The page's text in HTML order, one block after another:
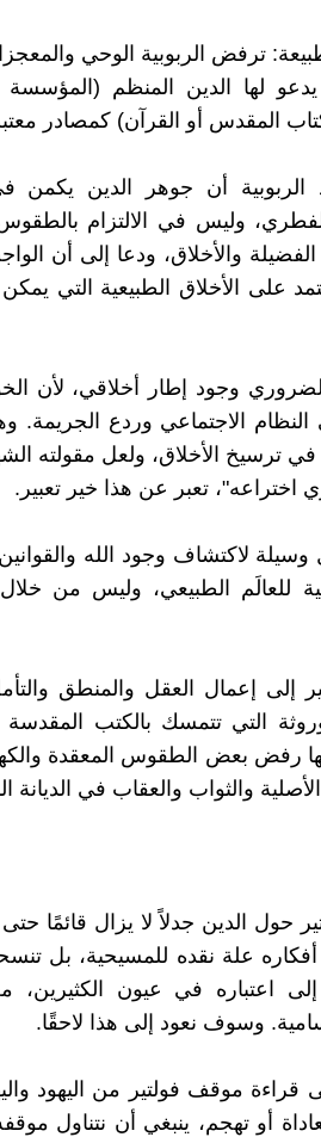
ترفض الربوبية الوحي
يدعو لها الدين المنظم
المقدس أو القرآن) كمصادر
الربوبية أن جوهر الدين يكمن
الفطري، وليس في الالتزام
والأخلاق، ودعا إلى أن
على الأخلاق الطبيعية التي
وجود إطار أخلاقي، لأن
الاجتماعي وردع الجريمة.
في ترسيخ الأخلاق، ولعل مقولته
اختراعه"، تعبر عن هذا خير تعبير.
لاكتشاف وجود الله
للعالَم الطبيعي، وليس من
إلى إعمال العقل والمنطق
التي تتمسك بالكتب المقدسة
رفض بعض الطقوس المعقدة
والثواب والعقاب في الديانة
حول الدين جدلاً لا يزال قائمًا حتى
أفكاره علة نقده للمسيحية، بل
إلى اعتباره في عيون الكثيرين،
وسوف نعود إلى هذا لاحقًا.
قراءة موقف فولتير من اليهود
أو تهجم، ينبغي أن نتناول